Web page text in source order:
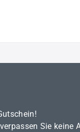
Sie keine